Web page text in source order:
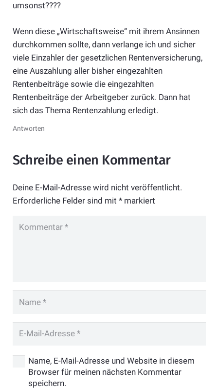
umsonst????
Wenn diese „Wirtschaftsweise“ mit ihrem Ansinnen
durchkommen sollte, dann verlange ich und sicher
viele Einzahler der gesetzlichen Rentenversicherung,
eine Auszahlung aller bisher eingezahlten
Rentenbeiträge sowie die eingezahlten
Rentenbeiträge der Arbeitgeber zurück. Dann hat
sich das Thema Rentenzahlung erledigt.
Antworten
Schreibe einen Kommentar
Deine E-Mail-Adresse wird nicht veröffentlicht.
Erforderliche Felder sind mit *markiert
Name, E-Mail-Adresse und Website in diesem
Browser für meinen nächsten Kommentar
speichern.